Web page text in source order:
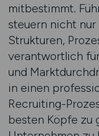
mitbestimmt.
steuern nicht nur
Strukturen,
verantwortlich
und
in einen
Recruiting-
besten Köpfe zu